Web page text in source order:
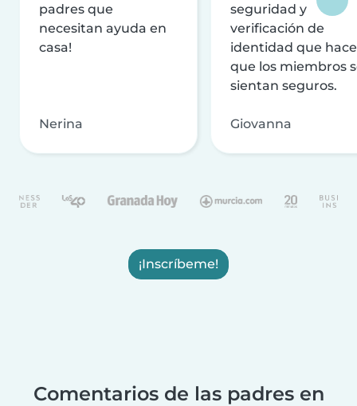
padres que
necesitan ayuda en
casa!
Nerina
seguridad y
verificación de
identidad que
que los miembros
sientan seguros.
Giovanna
¡Inscríbeme!
Comentarios de las padres en